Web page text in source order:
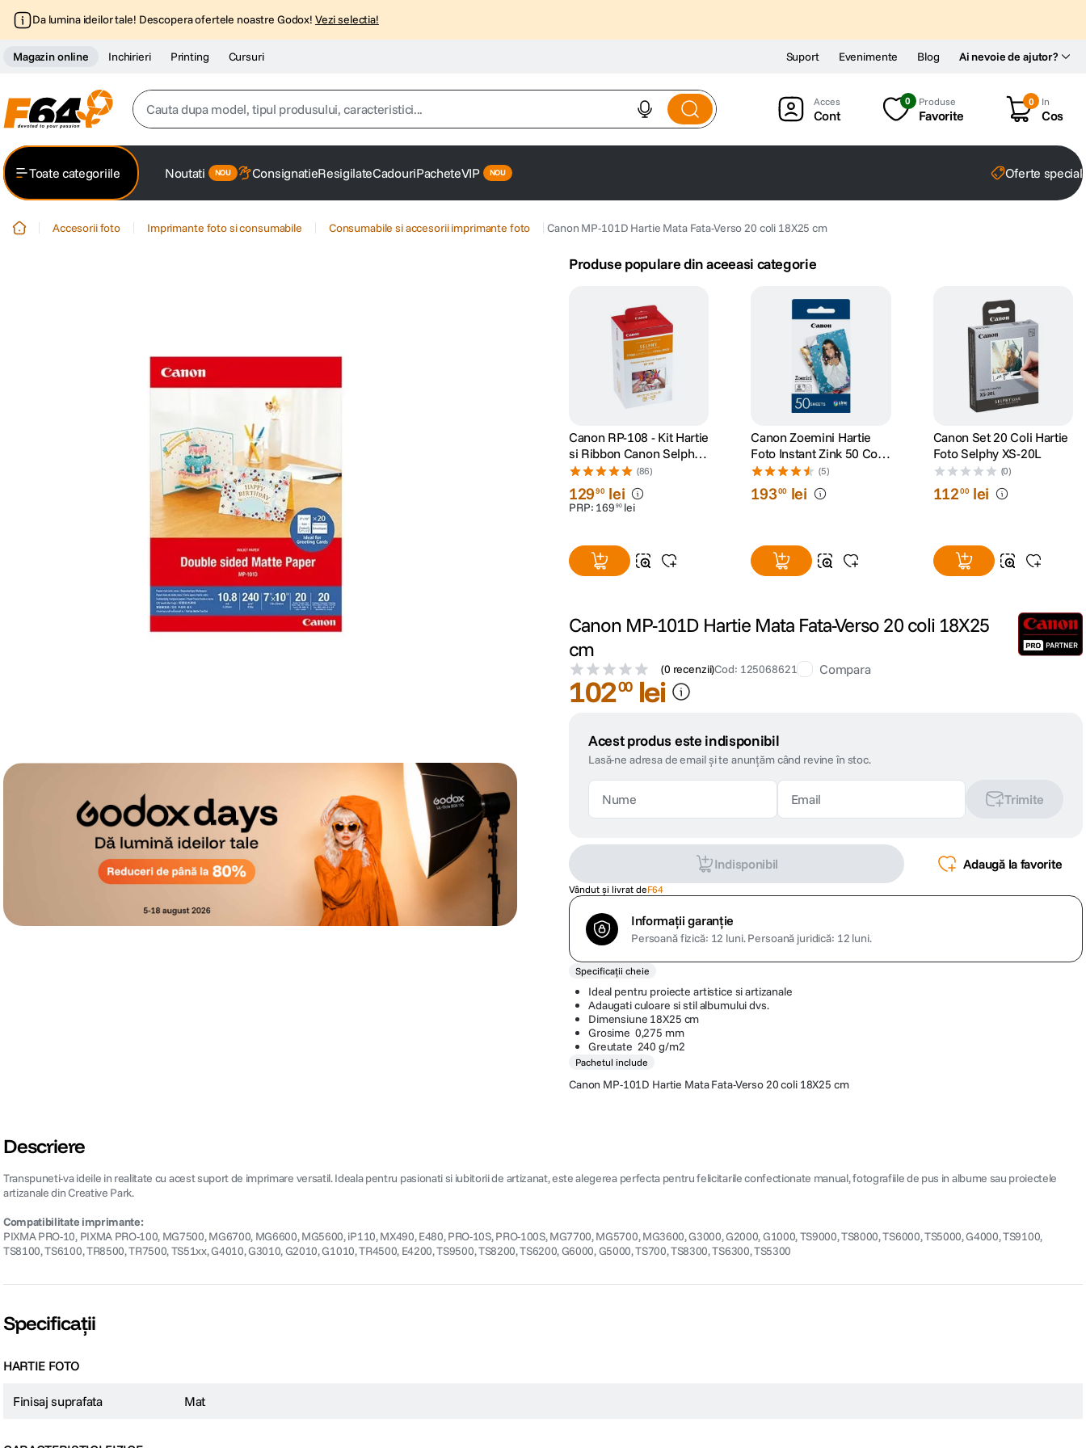
Da lumina ideilor tale! Descopera ofertele noastre Godox! Vezi selectia!
Magazin online Inchirieri Printing Cursuri Ai nevoie de ajutor?
Suport Evenimente Blog
Cauta dupa model, tipul produsului, caracteristici...
2. trepied
6. canon sx740 hs
card memorie
8 sony fx
9. dji mic mini
dji osmo pocket 4
Cont
0 Produse
Favorite
0 In
Cos
Toate categoriile Noutati ConsignatieResigilateCadouriPacheteVIP Oferte
Accesorii foto Imprimante foto si consumabile Consumabile si accesorii imprimante foto Canon MP-101D Hartie Mata Fata-Verso 20 coli 18X25 cm
Produse populare din aceeasi categorie
Canon RP-108 - Kit Hartie
si Ribbon Canon Selphy
CP910, CP1200,
CP1300, CP1500
(86)
12990 lei
PRP: 169 90 lei
Canon Zoemini Hartie
Foto Instant Zink 50 Coli
2x3"
(5)
19300 lei
Canon Set 20 Coli Hartie
Foto Selphy XS-20L
(0)
11200 lei
Canon MP-101D Hartie Mata Fata-Verso 20 coli 18X25
cm
(0 recenzii)Cod: 125068621 Compara
10200 lei
Acest produs este indisponibil
Lasă-ne adresa de email și te anunțăm când revine în stoc.
Trimite
Indisponibil Adaugă la favorite
Vândut și livrat deF64
Informații garanție
Persoană fizică: 12 luni.Persoană juridică: 12 luni.
Specificații cheie
Ideal pentru proiecte artistice si artizanale
Adaugati culoare si stil albumului dvs.
Dimensiune 18X25 cm
Grosime 0,275 mm
Greutate 240 g/m2
Pachetul include
Canon MP-101D Hartie Mata Fata-Verso 20 coli 18X25 cm
Descriere
Transpuneti-va ideile in realitate cu acest suport de imprimare versatil. Ideala pentru pasionati si iubitorii de artizanat, este alegerea perfecta pentru felicitarile confectionate manual, fotografiile de pus in albume sau proiectele
artizanale din Creative Park.
Compatibilitate imprimante:
PIXMA PRO-10, PIXMA PRO-100, MG7500, MG6700, MG6600, MG5600, iP110, MX490, E480, PRO-10S, PRO-100S, MG7700, MG5700, MG3600, G3000, G2000, G1000, TS9000, TS8000, TS6000, TS5000, G4000, TS9100,
TS8100, TS6100, TR8500, TR7500, TS51xx, G4010, G3010, G2010, G1010, TR4500, E4200, TS9500, TS8200, TS6200, G6000, G5000, TS700, TS8300, TS6300, TS5300
Specificații
HARTIE FOTO
Finisaj suprafata Mat